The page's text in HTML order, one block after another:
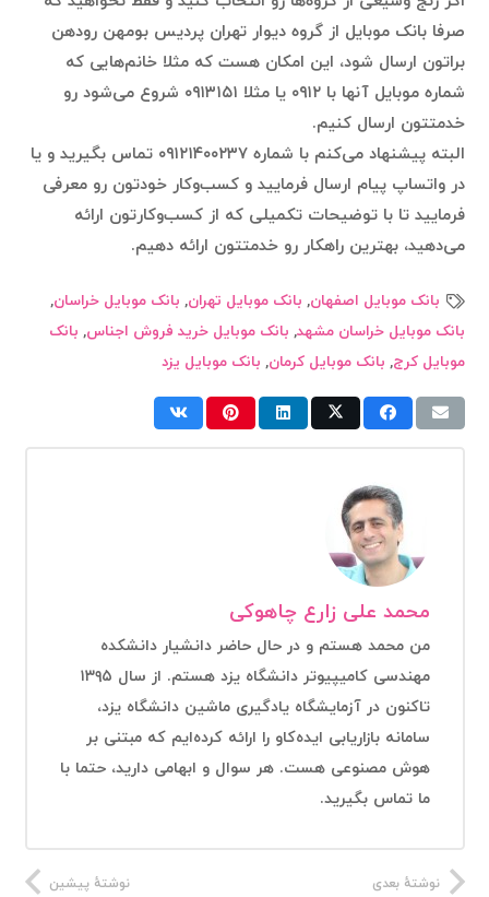
صرفا بانک موبایل از گروه دیوار تهران پردیس بومهن رودهن
براتون ارسال شود، این امکان هست که مثلا خانم‌هایی که
شماره موبایل آنها با ۰۹۱۲ یا مثلا ۰۹۱۳۱۵۱ شروع می‌شود رو
خدمتتون ارسال کنیم.
البته پیشنهاد می‌کنم با شماره ۰۹۱۲۱۴۰۰۲۳۷ تماس بگیرید و یا
در واتساپ پیام ارسال فرمایید و کسب‌وکار خودتون رو معرفی
فرمایید تا با توضیحات تکمیلی که از کسب‌وکارتون ارائه
می‌دهید، بهترین راهکار رو خدمتتون ارائه دهیم.
بانک موبایل اصفهان, بانک موبایل تهران, بانک موبایل خراسان,
بانک موبایل خراسان مشهد, بانک موبایل خرید فروش اجناس, بانک
موبایل کرج, بانک موبایل کرمان, بانک موبایل یزد
محمد علی زارع چاهوکی
من محمد هستم و در حال حاضر دانشیار دانشکده
مهندسی کامیپیوتر دانشگاه یزد هستم. از سال ۱۳۹۵
تاکنون در آزمایشگاه یادگیری ماشین دانشگاه یزد،
سامانه بازاریابی ایده‌کاو را ارائه کرده‌ایم که مبتنی بر
هوش مصنوعی هست. هر سوال و ابهامی دارید، حتما با
ما تماس بگیرید.
نوشتهٔ پیشین نوشتهٔ بعدی